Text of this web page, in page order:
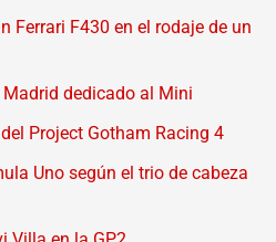
Ferrari F430 en el rodaje de un
dedicado al Mini
Project Gotham Racing 4
Uno según el trio de cabeza